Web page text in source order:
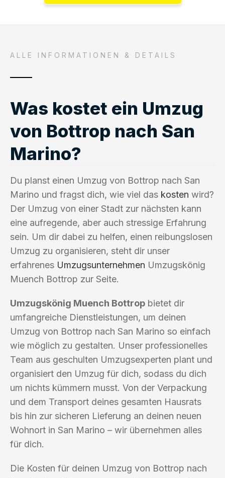
ALLE INFORMATIONEN & DETAILS
Was kostet ein Umzug
von Bottrop nach San
Marino?
Du planst einen Umzug von Bottrop nach San
Marino und fragst dich, wie viel das kosten wird?
Der Umzug von einer Stadt zur nächsten kann
eine aufregende, aber auch stressige Erfahrung
sein. Um dir dabei zu helfen, einen reibungslosen
Umzug zu organisieren, steht dir unser
erfahrenes Umzugsunternehmen Umzugskönig
Muench Bottrop zur Seite.
Umzugskönig Muench Bottrop bietet dir
umfangreiche Dienstleistungen, um deinen
Umzug von Bottrop nach San Marino so einfach
wie möglich zu gestalten. Unser professionelles
Team aus geschulten Umzugsexperten plant und
organisiert den Umzug für dich, sodass du dich
um nichts kümmern musst. Von der Verpackung
und dem Transport deines gesamten Hausrats
bis hin zur sicheren Lieferung an deinen neuen
Wohnort in San Marino – wir übernehmen alles
für dich.
Die Kosten für deinen Umzug von Bottrop nach